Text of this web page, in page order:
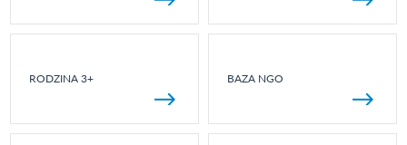
RODZINA 3+ BAZA NGO